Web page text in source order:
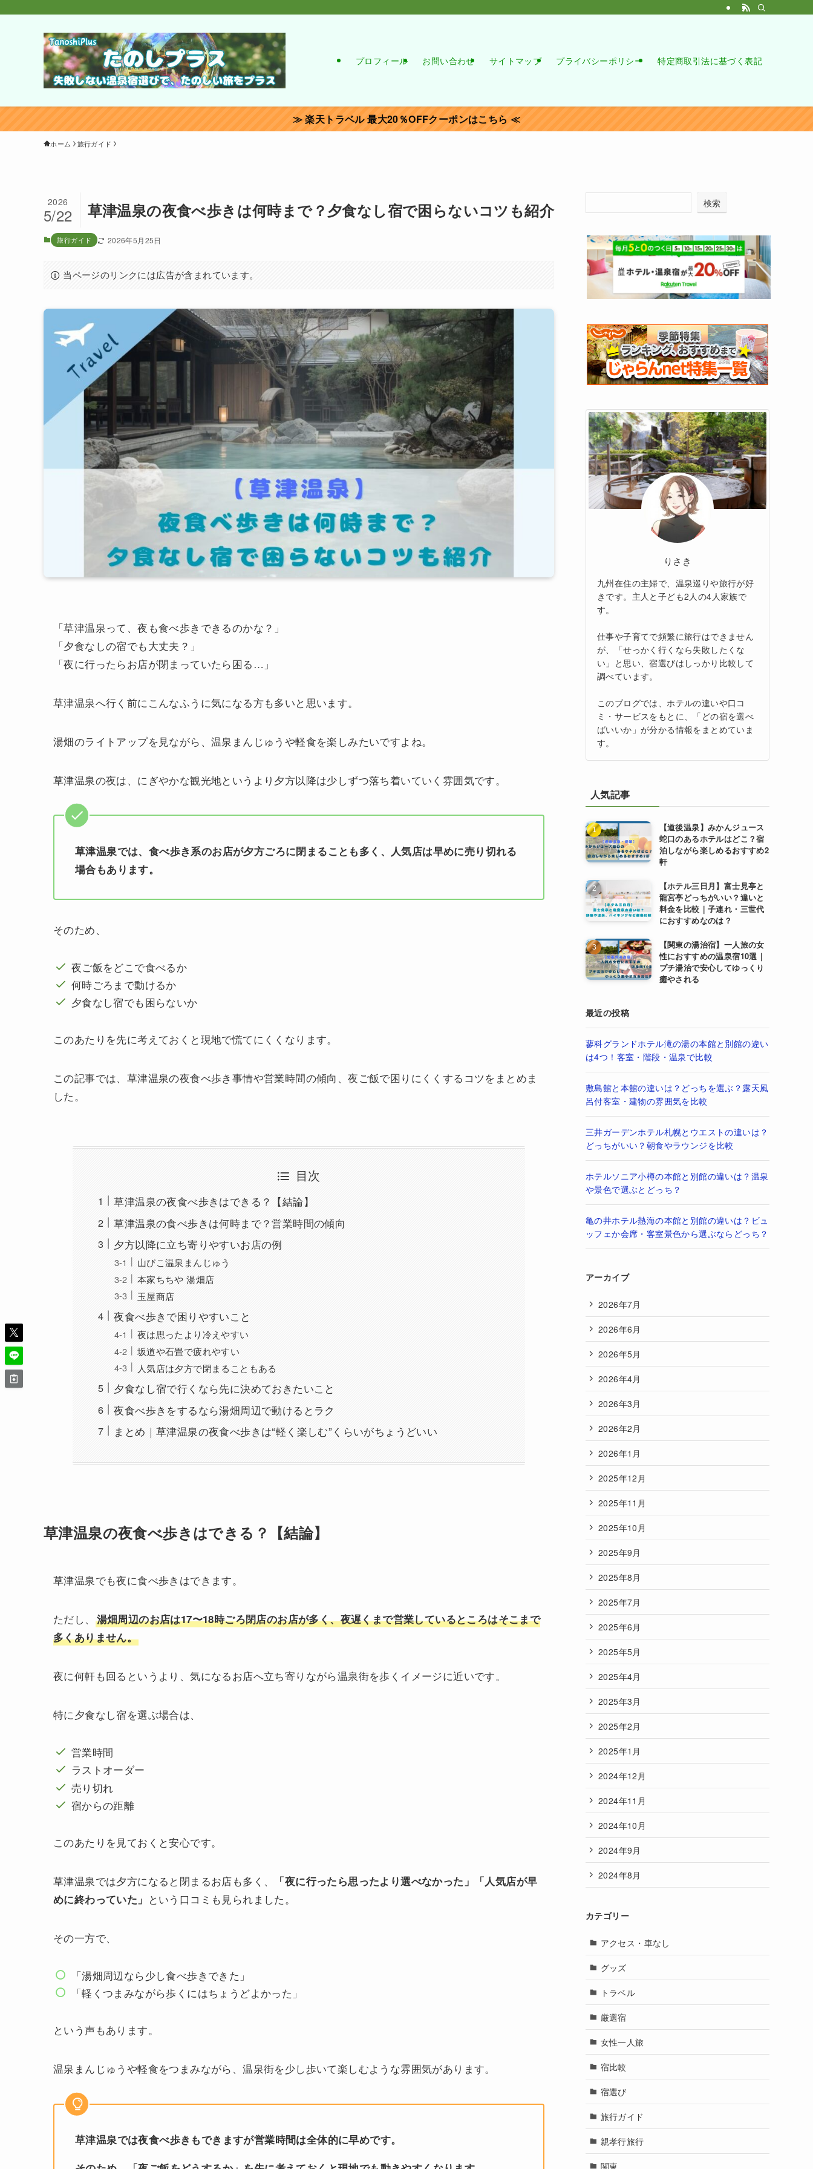
プロフィール お問い合わせ サイトマップ プライバシーポリシー 特定商取引法に基づく表記
≫ 楽天トラベル 最大20％OFFクーポンはこちら ≪
ホーム 旅行ガイド
草津温泉の夜食べ歩きは何時まで？夕食なし宿で困らないコツも紹介
2026
5/22
旅行ガイド 2026年5月25日
当ページのリンクには広告が含まれています。
「草津温泉って、夜も食べ歩きできるのかな？」
「夕食なしの宿でも大丈夫？」
「夜に行ったらお店が閉まっていたら困る…」
草津温泉へ行く前にこんなふうに気になる方も多いと思います。
湯畑のライトアップを見ながら、温泉まんじゅうや軽食を楽しみたいですよね。
草津温泉の夜は、にぎやかな観光地というより夕方以降は少しずつ落ち着いていく雰囲気です。
草津温泉では、食べ歩き系のお店が夕方ごろに閉まることも多く、人気店は早めに売り切れる
場合もあります。
そのため、
夜ご飯をどこで食べるか
何時ごろまで動けるか
夕食なし宿でも困らないか
このあたりを先に考えておくと現地で慌てにくくなります。
この記事では、草津温泉の夜食べ歩き事情や営業時間の傾向、夜ご飯で困りにくくするコツをまとめま
した。
目次
草津温泉の夜食べ歩きはできる？【結論】
草津温泉の食べ歩きは何時まで？営業時間の傾向
夕方以降に立ち寄りやすいお店の例
山びこ温泉まんじゅう
本家ちちや 湯畑店
玉屋商店
夜食べ歩きで困りやすいこと
夜は思ったより冷えやすい
坂道や石畳で疲れやすい
人気店は夕方で閉まることもある
夕食なし宿で行くなら先に決めておきたいこと
夜食べ歩きをするなら湯畑周辺で動けるとラク
まとめ｜草津温泉の夜食べ歩きは“軽く楽しむ”くらいがちょうどいい
草津温泉の夜食べ歩きはできる？【結論】
草津温泉でも夜に食べ歩きはできます。
ただし、
湯畑周辺のお店は17〜18時ごろ閉店のお店が多く、夜遅くまで営業しているところはそこまで
多くありません。
夜に何軒も回るというより、気になるお店へ立ち寄りながら温泉街を歩くイメージに近いです。
特に夕食なし宿を選ぶ場合は、
営業時間
ラストオーダー
売り切れ
宿からの距離
このあたりを見ておくと安心です。
草津温泉では夕方になると閉まるお店も多く、
「夜に行ったら思ったより選べなかった」「人気店が早
めに終わっていた」 という口コミも見られました。
その一方で、
「湯畑周辺なら少し食べ歩きできた」
「軽くつまみながら歩くにはちょうどよかった」
という声もあります。
温泉まんじゅうや軽食をつまみながら、温泉街を少し歩いて楽しむような雰囲気があります。
草津温泉では夜食べ歩きもできますが営業時間は全体的に早めです。
検索
りさき
九州在住の主婦で、温泉巡りや旅行が好
きです。主人と子ども2人の4人家族で
す。
仕事や子育てで頻繁に旅行はできません
が、「せっかく行くなら失敗したくな
い」と思い、宿選びはしっかり比較して
調べています。
このブログでは、ホテルの違いや口コ
ミ・サービスをもとに、「どの宿を選べ
ばいいか」が分かる情報をまとめていま
す。
人気記事
【道後温泉】みかんジュース
蛇口のあるホテルはどこ？宿
泊しながら楽しめるおすすめ2
軒
【ホテル三日月】富士見亭と
龍宮亭どっちがいい？違いと
料金を比較｜子連れ・三世代
におすすめなのは？
【関東の湯治宿】一人旅の女
性におすすめの温泉宿10選｜
プチ湯治で安心してゆっくり
癒やされる
最近の投稿
蓼科グランドホテル滝の湯の本館と別館の違い
は4つ！客室・階段・温泉で比較
敷島館と本館の違いは？どっちを選ぶ？露天風
呂付客室・建物の雰囲気を比較
三井ガーデンホテル札幌とウエストの違いは？
どっちがいい？朝食やラウンジを比較
ホテルソニア小樽の本館と別館の違いは？温泉
や景色で選ぶとどっち？
亀の井ホテル熱海の本館と別館の違いは？ビュ
ッフェか会席・客室景色から選ぶならどっち？
アーカイブ
2026年7月
2026年6月
2026年5月
2026年4月
2026年3月
2026年2月
2026年1月
2025年12月
2025年11月
2025年10月
2025年9月
2025年8月
2025年7月
2025年6月
2025年5月
2025年4月
2025年3月
2025年2月
2025年1月
2024年12月
2024年11月
2024年10月
2024年9月
2024年8月
カテゴリー
アクセス・車なし
グッズ
トラベル
厳選宿
女性一人旅
宿比較
宿選び
旅行ガイド
親孝行旅行
関東